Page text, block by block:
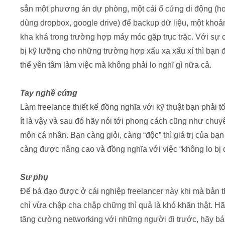
sẳn một phương án dự phòng, một cái ổ cứng di động
dùng dropbox, google drive) để backup dữ liệu, một
kha khá trong trường hợp máy móc gặp trục trặc. Với sự
bị kỹ lưỡng cho những trường hợp xấu xa xấu xí thì bạn
thể yên tâm làm việc mà không phải lo nghĩ gì nữa cả.
Tay nghề cứng
Làm freelance thiết kế đồng nghĩa với kỹ thuật bạn phải
ít là vậy và sau đó hãy nói tới phong cách cũng như
môn cá nhân. Bạn càng giỏi, càng “độc” thì giá trị của
càng được nâng cao và đồng nghĩa với việc “không lo bị
Sư phụ
Để bá đạo được ở cái nghiệp freelancer này khi mà bản
chỉ vừa chập cha chập chững thì quả là khó khăn thật.
tăng cường networking với những người đi trước, hãy